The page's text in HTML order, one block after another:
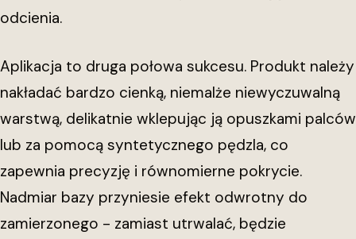
odcienia.
Aplikacja to druga połowa sukcesu. Produkt należy
nakładać bardzo cienką, niemalże niewyczuwalną
warstwą, delikatnie wklepując ją opuszkami palców
lub za pomocą syntetycznego pędzla, co
zapewnia precyzję i równomierne pokrycie.
Nadmiar bazy przyniesie efekt odwrotny do
zamierzonego - zamiast utrwalać, będzie